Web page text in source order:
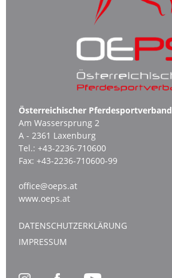
Österreichischer Pferdesportverband
Am Wassersprung 2
A - 2361 Laxenburg
Tel.: +43-2236-710600
Fax: +43-2236-710600-99
office@oeps.at
www.oeps.at
DATENSCHUTZERKLÄRUNG
IMPRESSUM